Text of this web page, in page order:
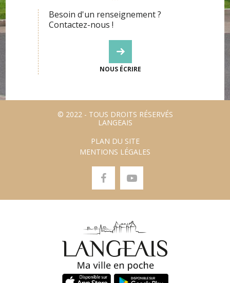
Besoin d'un renseignement ?
Contactez-nous !
NOUS ÉCRIRE
© 2022 - TOUS DROITS RÉSERVÉS
LANGEAIS
PLAN DU SITE
MENTIONS LÉGALES